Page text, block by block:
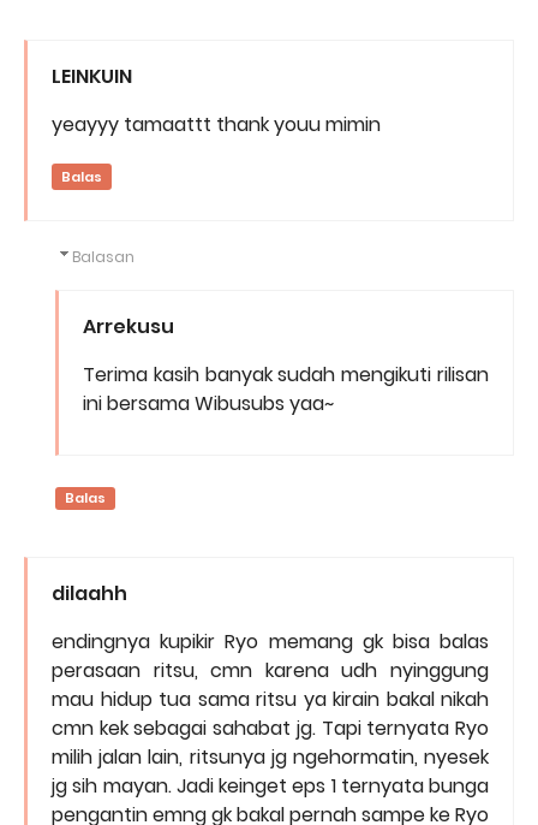
LEINKUIN
yeayyy tamaattt thank youu mimin
Balas
Balasan
Arrekusu
Terima kasih banyak sudah mengikuti rilisan
ini bersama Wibusubs yaa~
Balas
dilaahh
endingnya kupikir Ryo memang gk bisa balas
perasaan ritsu, cmn karena udh nyinggung
mau hidup tua sama ritsu ya kirain bakal nikah
cmn kek sebagai sahabat jg. Tapi ternyata Ryo
milih jalan lain, ritsunya jg ngehormatin, nyesek
jg sih mayan. Jadi keinget eps 1 ternyata bunga
pengantin emng gk bakal pernah sampe ke Ryo